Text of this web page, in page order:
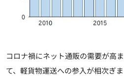
コロナ禍にネット通販の需要が高
て、軽貨物運送への参入が相次ぎ